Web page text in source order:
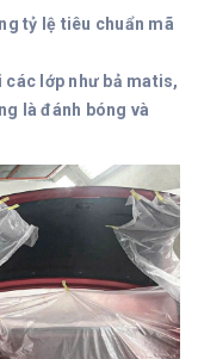
tỷ lệ tiêu chuẩn mã
các lớp như bả matis,
là đánh bóng và